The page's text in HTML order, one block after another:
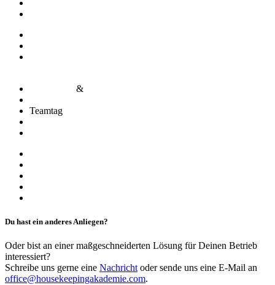
&
Teamtag
Du hast ein anderes Anliegen?
Oder bist an einer maßgeschneiderten Lösung für Deinen Betrieb
interessiert?
Schreibe uns gerne eine Nachricht oder sende uns eine E-Mail an
office@housekeepingakademie.com.